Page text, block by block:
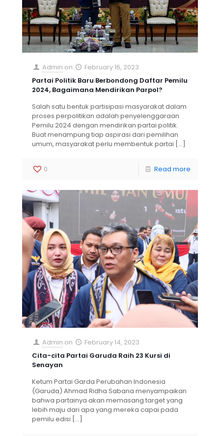
Admin on
February 16, 2023
Partai Politik Baru Berbondong Daftar Pemilu
2024, Bagaimana Mendirikan Parpol?
Salah satu bentuk partisipasi masyarakat dalam
proses perpolitikan adalah penyelenggaraan
Pemilu 2024 dengan mendirikan partai politik.
Buat menampung tiap aspirasi dari pemilihan
umum, masyarakat perlu membentuk partai […]
0 Read more
Admin on
February 14, 2023
Cita-cita Partai Garuda Raih 23 Kursi di
Senayan
Ketum Partai Garda Perubahan Indonesia
(Garuda) Ahmad Ridha Sabana menyampaikan
bahwa partainya akan memasang target yang
lebih maju dari apa yang mereka capai pada
pemilu edisi […]